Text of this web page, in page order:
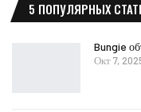
5 ПОПУЛЯРНЫХ
Bungie
Окт 7,